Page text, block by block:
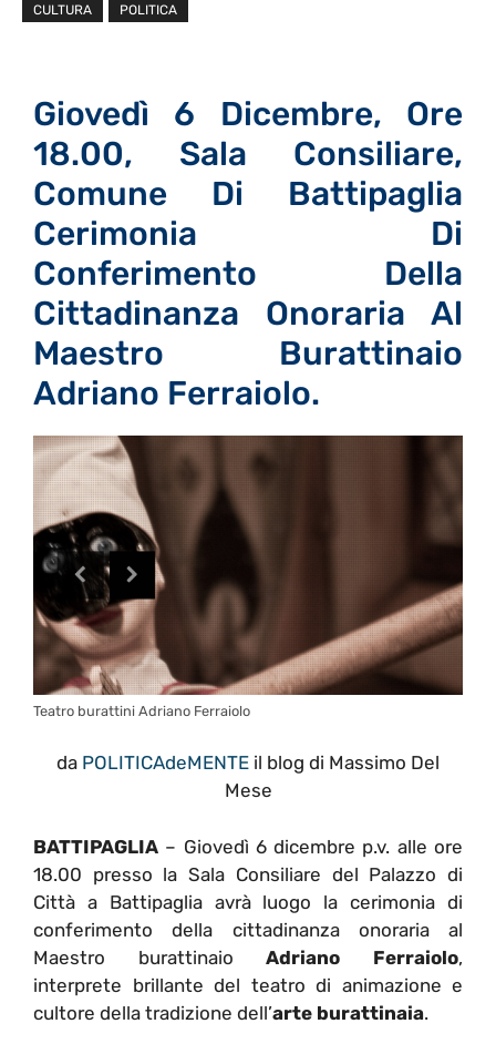
CULTURA
POLITICA
Giovedì 6 Dicembre, Ore
18.00, Sala Consiliare,
Comune Di Battipaglia
Cerimonia Di
Conferimento Della
Cittadinanza Onoraria Al
Maestro Burattinaio
Adriano Ferraiolo.
Teatro burattini Adriano Ferraiolo
da POLITICAdeMENTE il blog di Massimo Del
Mese
BATTIPAGLIA – Giovedì 6 dicembre p.v. alle ore
18.00 presso la Sala Consiliare del Palazzo di
Città a Battipaglia avrà luogo la cerimonia di
conferimento della cittadinanza onoraria al
Maestro burattinaioAdriano Ferraiolo,
interprete brillante del teatro di animazione e
cultore della tradizione dell’arte burattinaia.